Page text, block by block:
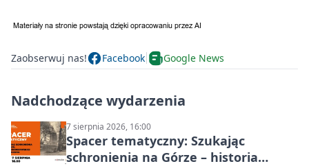
Zaobserwuj nas! Facebook Google News
Nadchodzące wydarzenia
7 sierpnia 2026, 16:00
Spacer tematyczny: Szukając
schronienia na Górze – historia